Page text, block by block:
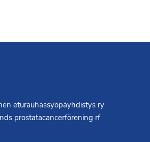
eturauhassyöpäyhdistys ry
prostatacancerförening rf